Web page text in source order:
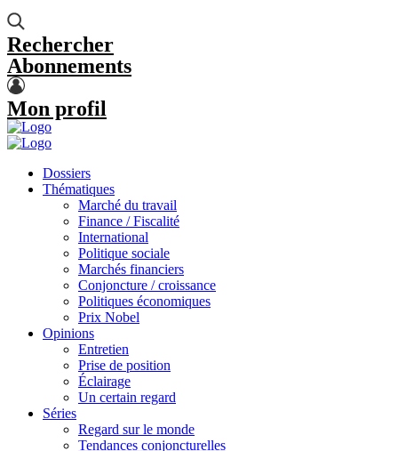
Rechercher
Abonnements
Mon profil
Dossiers
Thématiques
Marché du travail
Finance / Fiscalité
International
Politique sociale
Marchés financiers
Conjoncture / croissance
Politiques économiques
Prix Nobel
Opinions
Entretien
Prise de position
Éclairage
Un certain regard
Séries
Regard sur le monde
Tendances conjoncturelles